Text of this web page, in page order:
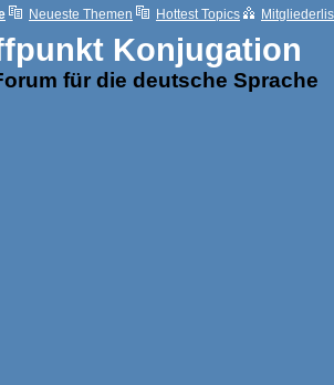
Neueste Themen Hottest Topics
Konjugation
für die deutsche Sprache